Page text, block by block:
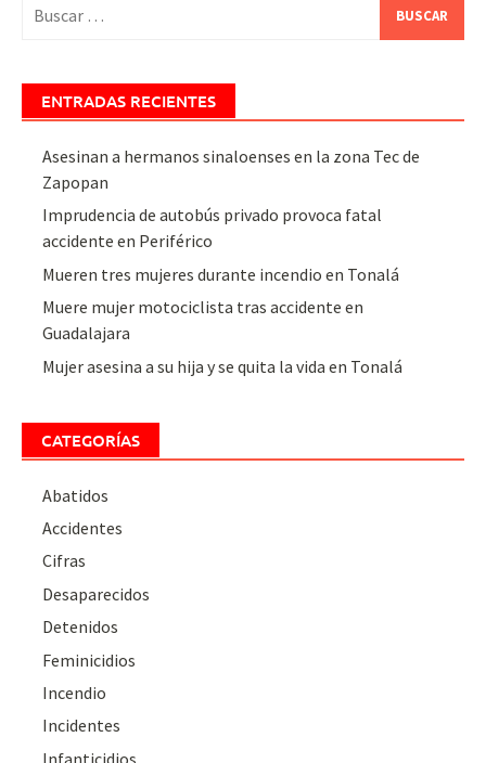
ENTRADAS RECIENTES
Asesinan a hermanos sinaloenses en la zona Tec de
Zapopan
Imprudencia de autobús privado provoca fatal
accidente en Periférico
Mueren tres mujeres durante incendio en Tonalá
Muere mujer motociclista tras accidente en
Guadalajara
Mujer asesina a su hija y se quita la vida en Tonalá
CATEGORÍAS
Abatidos
Accidentes
Cifras
Desaparecidos
Detenidos
Feminicidios
Incendio
Incidentes
Infanticidios